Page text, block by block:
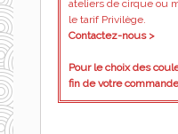
ateliers de cirque ou
le tarif Privilège.
Contactez-nous >
Pour le choix des
fin de votre